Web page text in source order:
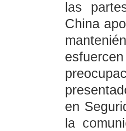
las
China
en
la